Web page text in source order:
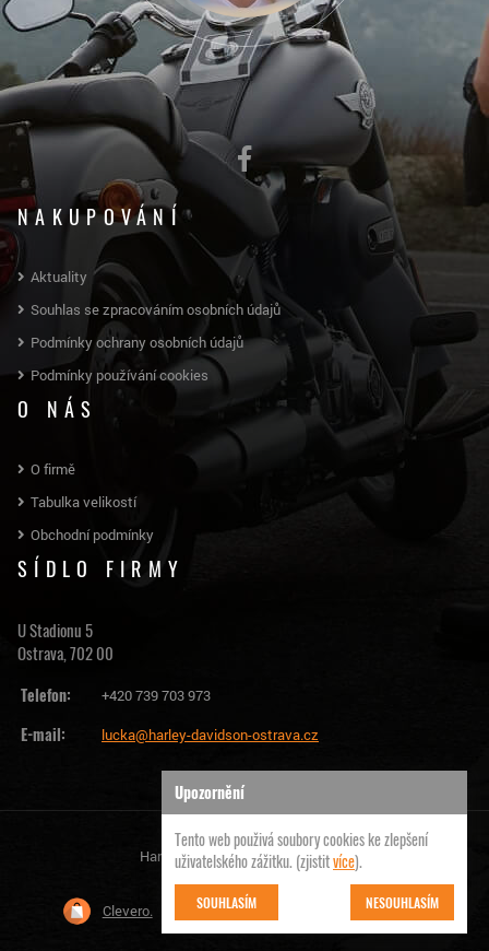
NAKUPOVÁNÍ
Aktuality
Souhlas se zpracováním osobních údajů
Podmínky ochrany osobních údajů
Podmínky používání cookies
O NÁS
O firmě
Tabulka velikostí
Obchodní podmínky
SÍDLO FIRMY
U Stadionu 5
Ostrava, 702 00
Telefon:
+420 739 703 973
E-mail: lucka@harley-davidson-ostrava.cz
Harley Davidson Ostrava | © 2026
Clevero. Chytrý eshop na míru, který Vás nezklame
Upozornění
Tento web použivá soubory cookies ke zlepšení
uživatelského zážitku. (zjistitvíce).
SOUHLASÍM NESOUHLASÍM